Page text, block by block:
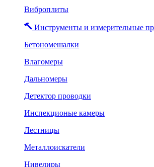
Виброплиты
Инструменты и измерительные
Бетономешалки
Влагомеры
Дальномеры
Детектор проводки
Инспекционые камеры
Лестницы
Металлоискатели
Нивелиры